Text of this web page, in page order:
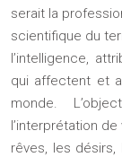
serait la
scientifique du
l’intelligence,
qui affectent et
monde.
l’interprétation
rêves, les